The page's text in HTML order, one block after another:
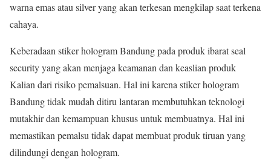
warna emas atau silver yang akan terkesan mengkilap saat terkena
cahaya.
Keberadaan stiker hologram Bandung pada produk ibarat seal
security yang akan menjaga keamanan dan keaslian produk
Kalian dari risiko pemalsuan. Hal ini karena stiker hologram
Bandung tidak mudah ditiru lantaran membutuhkan teknologi
mutakhir dan kemampuan khusus untuk membuatnya. Hal ini
memastikan pemalsu tidak dapat membuat produk tiruan yang
dilindungi dengan hologram.